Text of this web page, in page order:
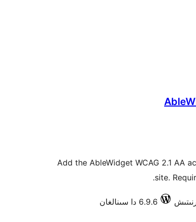
Add the AbleWidget WCAG 2.1 AA
site.
6.9.6 دا سىنالغان